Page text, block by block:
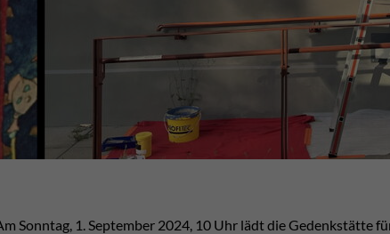
Sonntag, 1. September 2024, 10 Uhr lädt die Gedenkstätte